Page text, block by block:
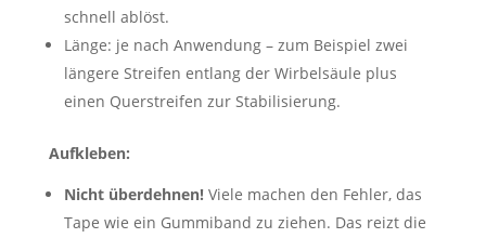
schnell ablöst.
Länge: je nach Anwendung – zum Beispiel zwei
längere Streifen entlang der Wirbelsäule plus
einen Querstreifen zur Stabilisierung.
Aufkleben:
Nicht überdehnen!Viele machen den Fehler, das
Tape wie ein Gummiband zu ziehen. Das reizt die